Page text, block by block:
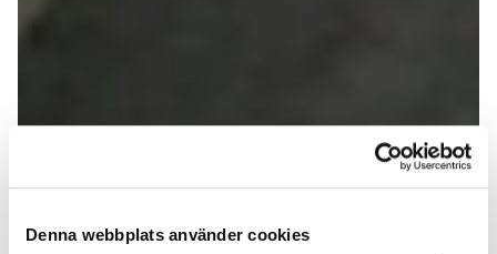
Denna webbplats använder cookies